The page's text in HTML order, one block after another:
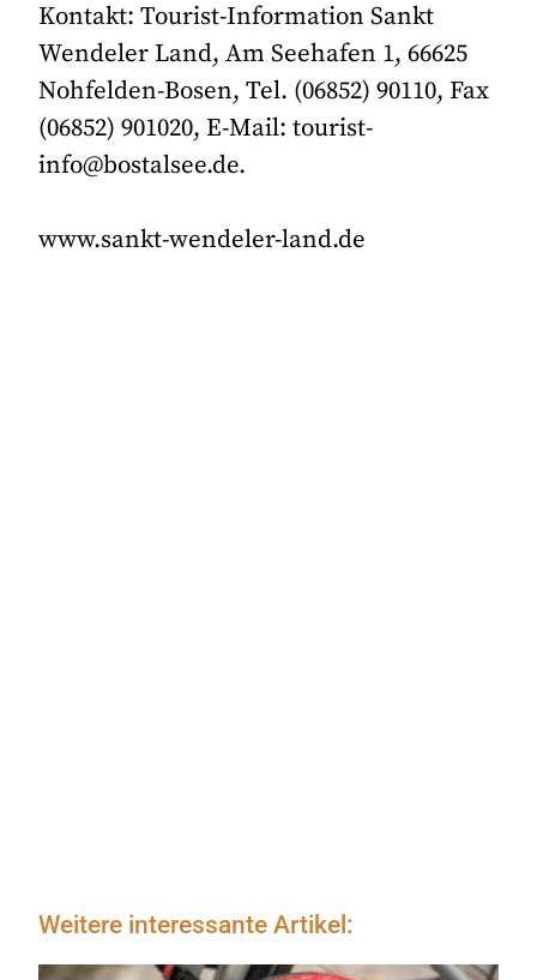
Kontakt: Tourist-Information Sankt
Wendeler Land, Am Seehafen 1, 66625
Nohfelden-Bosen, Tel. (06852) 90110, Fax
(06852) 901020, E-Mail: tourist-
info@bostalsee.de.
www.sankt-wendeler-land.de
Weitere interessante Artikel: